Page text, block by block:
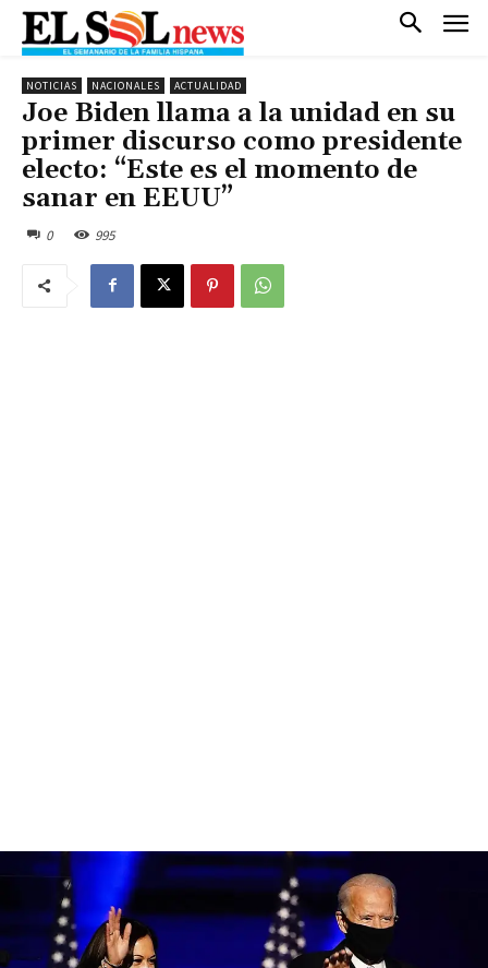
NOTICIAS NACIONALES ACTUALIDAD
Joe Biden llama a la unidad en su
primer discurso como presidente
electo: “Este es el momento de
sanar en EEUU”
0 995